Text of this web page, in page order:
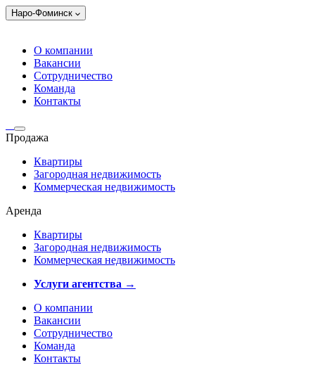
Наро-Фоминск
О компании
Вакансии
Сотрудничество
Команда
Контакты
Продажа
Квартиры
Загородная недвижимость
Коммерческая недвижимость
Аренда
Квартиры
Загородная недвижимость
Коммерческая недвижимость
Услуги агентства →
О компании
Вакансии
Сотрудничество
Команда
Контакты